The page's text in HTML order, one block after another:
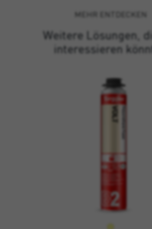
MEHR ENTDECKEN
Weitere Lösungen,
interessieren